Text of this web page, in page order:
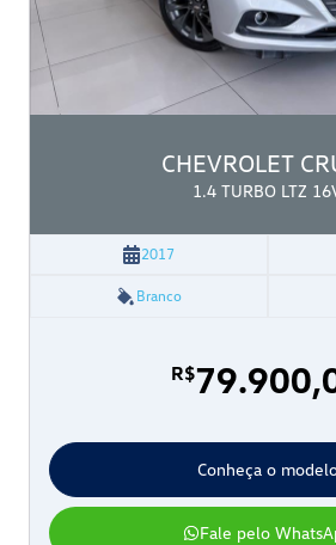
CHEVROLET
1.4 TURBO LTZ
2017
Branco
R$
Conheça o
Fale pelo